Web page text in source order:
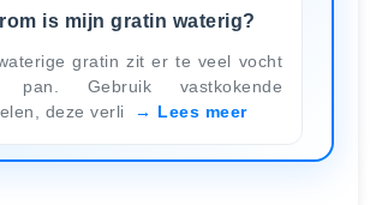
is mijn gratin waterig?
gratin zit er te veel vocht
Gebruik vastkokende
deze verli
Lees meer